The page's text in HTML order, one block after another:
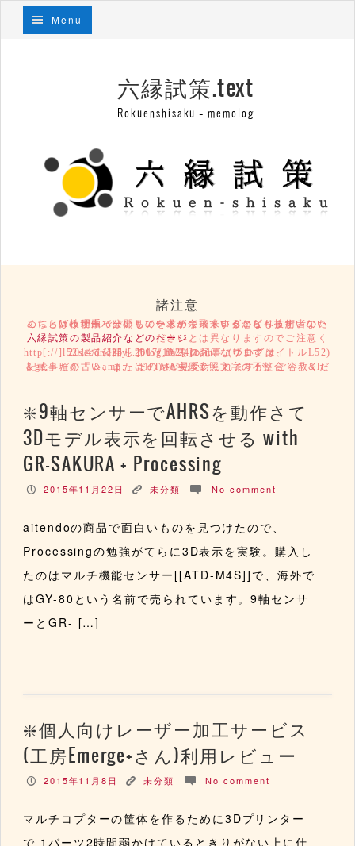
Menu
六縁試策.text
Rokuenshisaku – memolog
諸注意
こちらは技術系っぽいものを求めて飛来するコピペ技術者のために、Webサーバーのリソースが余っているからもったいないという理由で公開しているテキストログとなります。
六縁試策の製品紹介などのページ
とは異なりますのでご注意ください。
2014/11/25～2017/10/24の記事については、http[://]l52secondary[.]blog.fc2[.]com/ (ブログタイトルL52)にて公開していた過去ログになります。
記載事項が古い、またはHTML実体参照文字の不整合（「＆lt; ＆gt;」だの「＆amp;」だの）が見受けられますが、ご容赦ください。
9軸センサーでAHRSを動作さて
3Dモデル表示を回転させる with
GR-SAKURA + Processing
P 2015年11月22日 K 未分類 c No comment
aitendoの商品で面白いものを見つけたので、
Processingの勉強がてらに3D表示を実験。購入し
たのはマルチ機能センサー[[ATD-M4S]]で、海外で
はGY-80という名前で売られています。9軸センサ
ーとGR- […]
個人向けレーザー加工サービス
(工房Emerge+さん)利用レビュー
P 2015年11月8日 K 未分類 c No comment
マルチコプターの筐体を作るために3Dプリンター
で 1パーツ2時間弱かけているときりがない上に仕